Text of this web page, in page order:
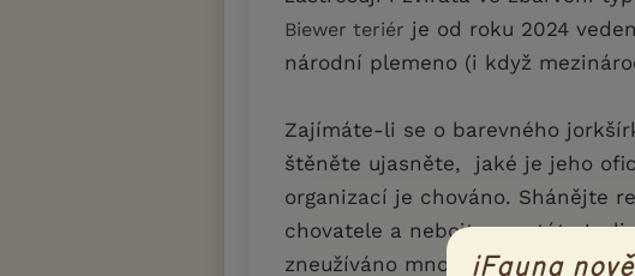
Biewer teriér je od roku 2024
národní plemeno (i když
Zajímáte-li se o barevného
štěněte ujasněte, jaké je jeho
organizací je chováno. Shánějte
chovatele a nebojte se ptát. Je-li
zneužíváno množiteli, je to právě
iFauna